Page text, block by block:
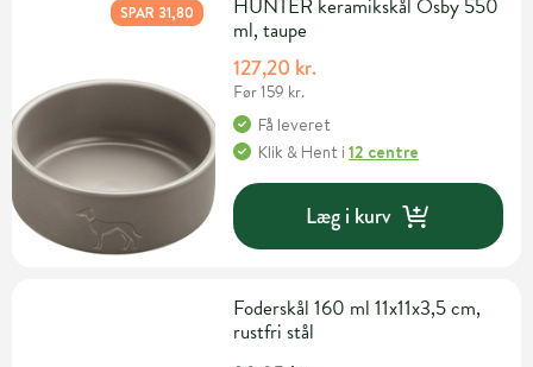
SPAR 31,80
HUNTER keramikskål Osby 550
ml, taupe
127,20 kr.
Før 159 kr.
Få leveret
Klik & Hent i12 centre
Læg i kurv
Foderskål 160 ml 11x11x3,5 cm,
rustfri stål